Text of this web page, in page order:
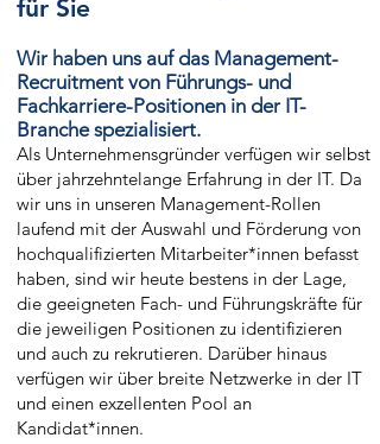
für Sie
Wir haben uns auf das Management-
Recruitment von Führungs- und
Fachkarriere-Positionen in der IT-
Branche spezialisiert.
Als Unternehmensgründer verfügen wir selbst
über jahrzehntelange Erfahrung in der IT. Da
wir uns in unseren Management-Rollen
laufend mit der Auswahl und Förderung von
hochqualifizierten Mitarbeiter*innen befasst
haben, sind wir heute bestens in der Lage,
die geeigneten Fach- und Führungskräfte für
die jeweiligen Positionen zu identifizieren
und auch zu rekrutieren. Darüber hinaus
verfügen wir über breite Netzwerke in der IT
und einen exzellenten Pool an
Kandidat*innen.